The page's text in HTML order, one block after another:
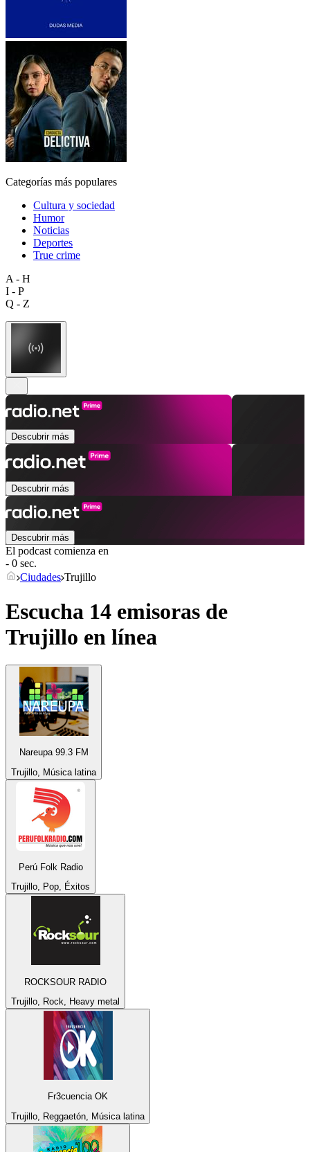
Categorías más populares
Cultura y sociedad
Humor
Noticias
Deportes
True crime
A - H
I - P
Q - Z
Descubrir más
Descubrir más
Descubrir más
El podcast comienza en
- 0 sec.
Ciudades Trujillo
Escucha 14 emisoras de
Trujillo en línea
Nareupa 99.3 FM
Trujillo, Música latina
Perú Folk Radio
Trujillo, Pop, Éxitos
ROCKSOUR RADIO
Trujillo, Rock, Heavy metal
Fr3cuencia OK
Trujillo, Reggaetón, Música latina